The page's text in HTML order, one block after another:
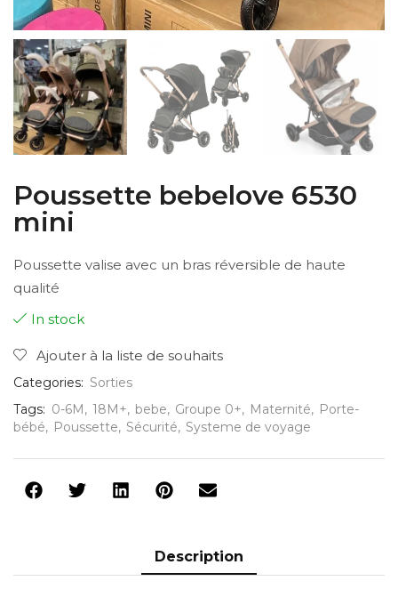
Poussette bebelove 6530
mini
Poussette valise avec un bras réversible de haute
qualité
In stock
Ajouter à la liste de souhaits
Categories: Sorties
Tags: 0-6M, 18M+, bebe, Groupe 0+, Maternité, Porte-
bébé, Poussette, Sécurité, Systeme de voyage
Description